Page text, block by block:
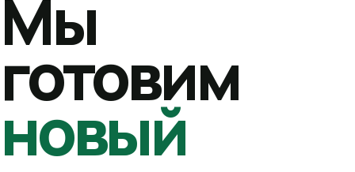
Мы
готовим
новый